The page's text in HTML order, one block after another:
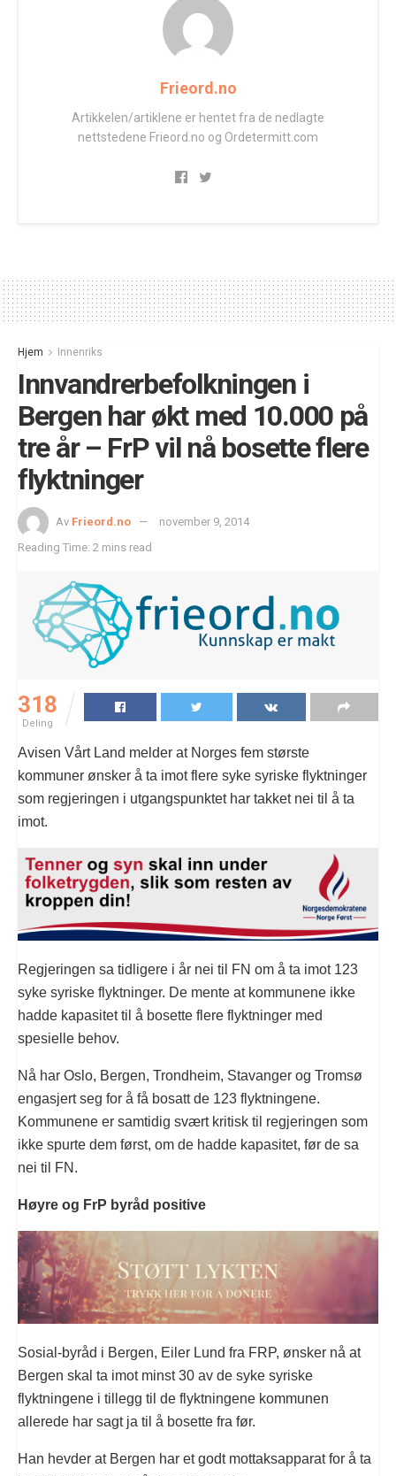
Frieord.no
Artikkelen/artiklene er hentet fra de nedlagte
nettstedene Frieord.no og Ordetermitt.com
Hjem Innenriks
Innvandrerbefolkningen i
Bergen har økt med 10.000 på
tre år – FrP vil nå bosette flere
flyktninger
Av Frieord.no
november 9, 2014
Reading Time: 2 mins read
318
Deling
Avisen Vårt Land melder at Norges fem største
kommuner ønsker å ta imot flere syke syriske flyktninger
som regjeringen i utgangspunktet har takket nei til å ta
imot.
Regjeringen sa tidligere i år nei til FN om å ta imot 123
syke syriske flyktninger. De mente at kommunene ikke
hadde kapasitet til å bosette flere flyktninger med
spesielle behov.
Nå har Oslo, Bergen, Trondheim, Stavanger og Tromsø
engasjert seg for å få bosatt de 123 flyktningene.
Kommunene er samtidig svært kritisk til regjeringen som
ikke spurte dem først, om de hadde kapasitet, før de sa
nei til FN.
Høyre og FrP byråd positive
Sosial-byråd i Bergen, Eiler Lund fra FRP, ønsker nå at
Bergen skal ta imot minst 30 av de syke syriske
flyktningene i tillegg til de flyktningene kommunen
allerede har sagt ja til å bosette fra før.
Han hevder at Bergen har et godt mottaksapparat for å ta